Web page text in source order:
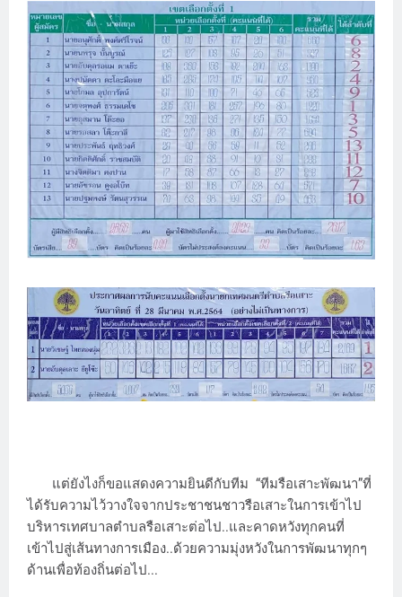
แต่ยังไงก็ขอแสดงความยินดีกับทีม “ทีมรือเสาะพัฒนา”ที่
ได้รับความไว้วางใจจากประชาชนชาวรือเสาะในการเข้าไป
บริหารเทศบาลตำบลรือเสาะต่อไป..และคาดหวังทุกคนที่
เข้าไปสู่เส้นทางการเมือง..ด้วยความมุ่งหวังในการพัฒนาทุกๆ
ด้านเพื่อท้องถิ่นต่อไป...